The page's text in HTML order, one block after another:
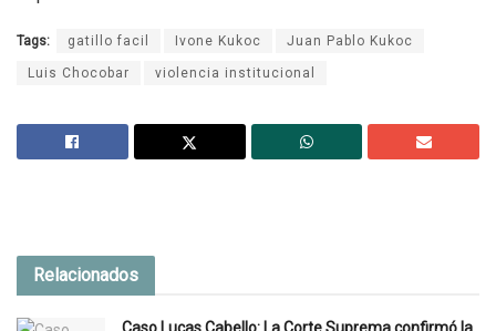
Tags: gatillo facil Ivone Kukoc Juan Pablo Kukoc
Luis Chocobar violencia institucional
Relacionados